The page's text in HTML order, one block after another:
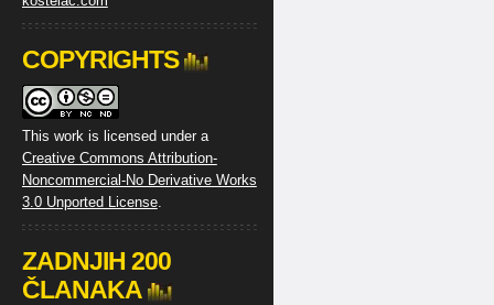
COPYRIGHTS
This work is licensed under a
Creative Commons Attribution-
Noncommercial-No Derivative Works
3.0 Unported License.
ZADNJIH 200
ČLANAKA